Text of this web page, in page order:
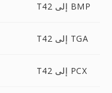
T42 إلى BMP
T42 إلى TGA
T42 إلى PCX